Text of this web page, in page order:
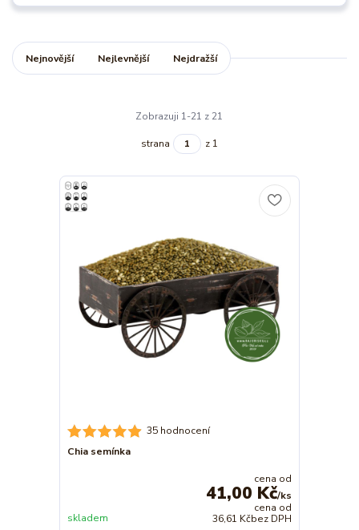
Nejnovější Nejlevnější Nejdražší
Zobrazuji 1-21 z 21
strana z 1
35 hodnocení
Chia semínka
cena od
41,00 Kč/ks
cena od
36,61 Kčbez DPH
skladem